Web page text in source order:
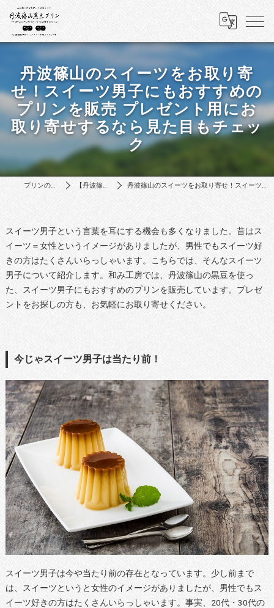
丹波篠山のスイーツをお取り寄
せ！スイーツ男子にもおすすめの
プリンを販売 プレゼント用にお
取り寄せするなら見た目もチェッ
ク
プリンのプレゼントは和み工房 【丹波篠山】黒豆プリンの魅力 丹波篠山のスイーツをお取り寄せ！スイーツ男子にもおすすめのプリンを販売 プレゼント用にお取り寄せするなら見た目もチェック
スイーツ男子という言葉を耳にする機会も多くなりました。昔はス
イーツ＝女性というイメージがありましたが、男性でもスイーツ好
きの方はたくさんいらっしゃいます。こちらでは、そんなスイーツ
男子について紹介します。和み工房では、丹波篠山の黒豆を使っ
た、スイーツ男子にもおすすめのプリンを販売しています。プレゼ
ントをお探しの方も、お気軽にお取り寄せください。
今じゃスイーツ男子は当たり前！
スイーツ男子は今や当たり前の存在となっています。少し前まで
は、スイーツというと女性のイメージがありましたが、男性でもス
イーツ好きの方はたくさんいらっしゃいます。事実、20代・30代の